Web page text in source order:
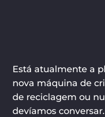
Está atualmente a
nova máquina de
de reciclagem ou
devíamos